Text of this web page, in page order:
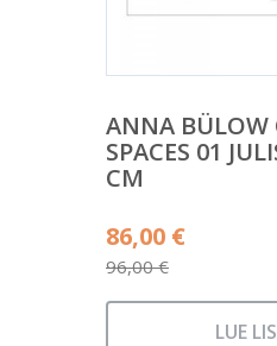
ANNA BÜLOW
SPACES 01
CM
96,00€
Alkuperäinen
hinta
oli:
86,00 €
Nykyinen
LUE